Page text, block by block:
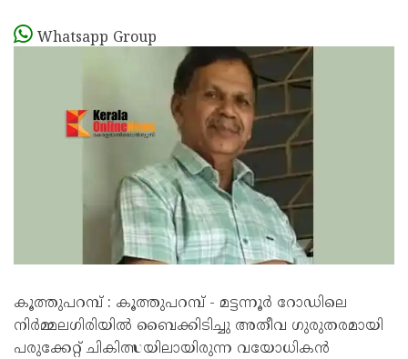
Whatsapp Group
കൂത്തുപറമ്പ് : കൂത്തുപറമ്പ് - മട്ടന്നൂർ റോഡിലെ
നിർമ്മലഗിരിയിൽ ബൈക്കിടിച്ചു അതീവ ഗുരുതരമായി
പരുക്കേറ്റ് ചികിത്സയിലായിരുന്ന വയോധികൻ